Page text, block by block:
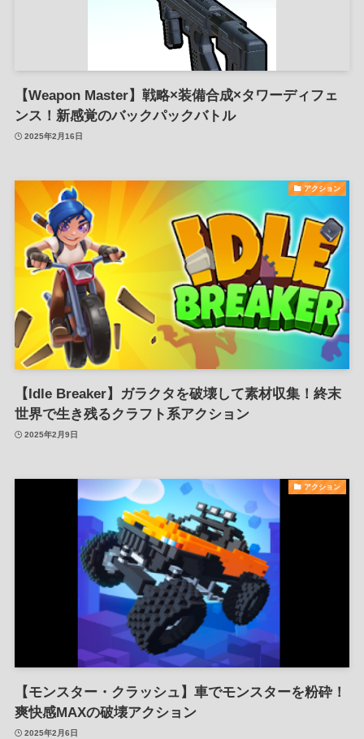
【Weapon Master】戦略×装備合成×タワーディフェ
ンス！新感覚のバックパックバトル
2025年2月16日
アクション
【Idle Breaker】ガラクタを破壊して素材収集！終末
世界で生き残るクラフト系アクション
2025年2月9日
アクション
【モンスター・クラッシュ】車でモンスターを粉砕！
爽快感MAXの破壊アクション
2025年2月6日